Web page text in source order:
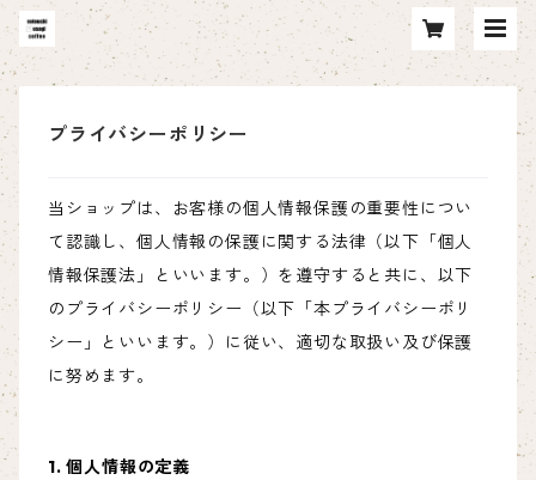
プライバシーポリシー
当ショップは、お客様の個人情報保護の重要性につい
て認識し、個人情報の保護に関する法律（以下「個人
情報保護法」といいます。）を遵守すると共に、以下
のプライバシーポリシー（以下「本プライバシーポリ
シー」といいます。）に従い、適切な取扱い及び保護
に努めます。
1. 個人情報の定義